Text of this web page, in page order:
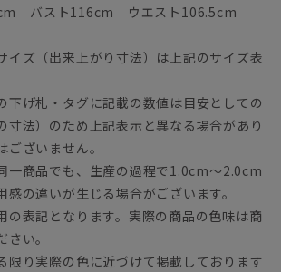
バスト116cm ウエスト106.5cm
イズ（出来上がり寸法）は上記のサイズ表
げ札・タグに記載の数値は目安としての
寸法）のため上記表示と異なる場合があり
ございません。
一商品でも、生産の過程で1.0cm～2.0cm
の違いが生じる場合がございます。
表記となります。実際の商品の色味は商
い。
限り実際の色に近づけて掲載しております